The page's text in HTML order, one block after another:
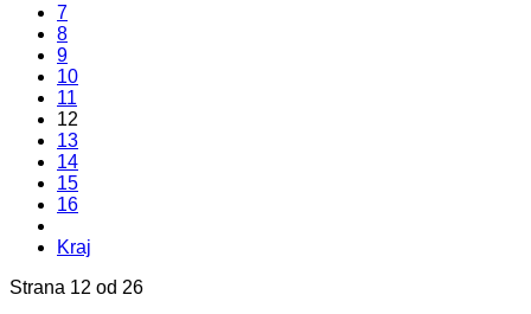
7
8
9
10
11
12
13
14
15
16
Kraj
Strana 12 od 26